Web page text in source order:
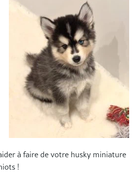
à faire de votre husky miniature
!